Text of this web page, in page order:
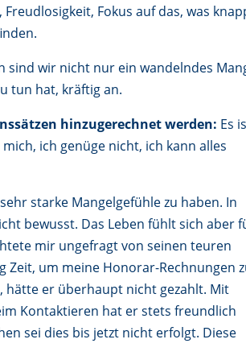
Fokus auf das, was
sind wir nicht nur ein wandelndes
tun hat, kräftig an.
hinzugerechnet werden: Es
ich genüge nicht, ich kann alles
starke Mangelgefühle zu haben. In
bewusst. Das Leben fühlt sich aber
mir ungefragt von seinen teuren
Zeit, um meine Honorar-Rechnungen
er überhaupt nicht gezahlt. Mit
Kontaktieren hat er stets freundlich
sei dies bis jetzt nicht erfolgt. Diese